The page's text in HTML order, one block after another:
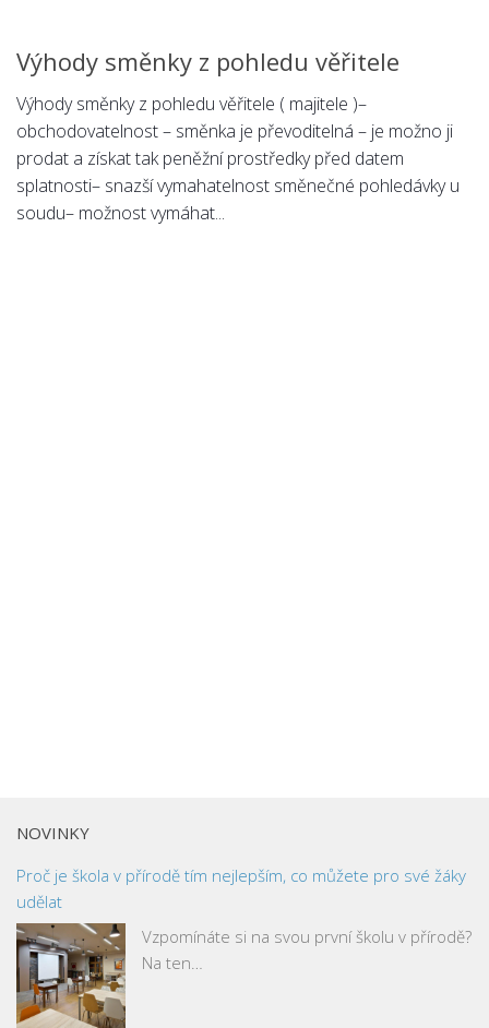
Výhody směnky z pohledu věřitele
Výhody směnky z pohledu věřitele ( majitele )–
obchodovatelnost – směnka je převoditelná – je možno ji
prodat a získat tak peněžní prostředky před datem
splatnosti– snazší vymahatelnost směnečné pohledávky u
soudu– možnost vymáhat...
NOVINKY
Proč je škola v přírodě tím nejlepším, co můžete pro své žáky
udělat
Vzpomínáte si na svou první školu v přírodě?
Na ten…